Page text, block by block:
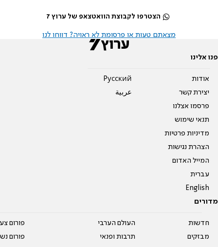
הצטרפו לקבוצת הוואטצאפ של ערוץ 7
מצאתם טעות או פרסומת לא ראויה? דווחו לנו
פנו אלינו
אודות
יצירת קשר
פרסמו אצלנו
תנאי שימוש
מדיניות פרטיות
הצהרת נגישות
המייל האדום
עברית
English
Pусский
عربية
מדורים
חדשות
מבזקים
העולם הערבי
תרבות ופנאי
פורום
פורום